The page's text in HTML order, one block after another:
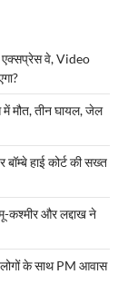
एक्सप्रेस वे, Video
मौत, तीन घायल, जेल
हाई कोर्ट की सख्त
कश्मीर और लद्दाख ने
के साथ PM आवास